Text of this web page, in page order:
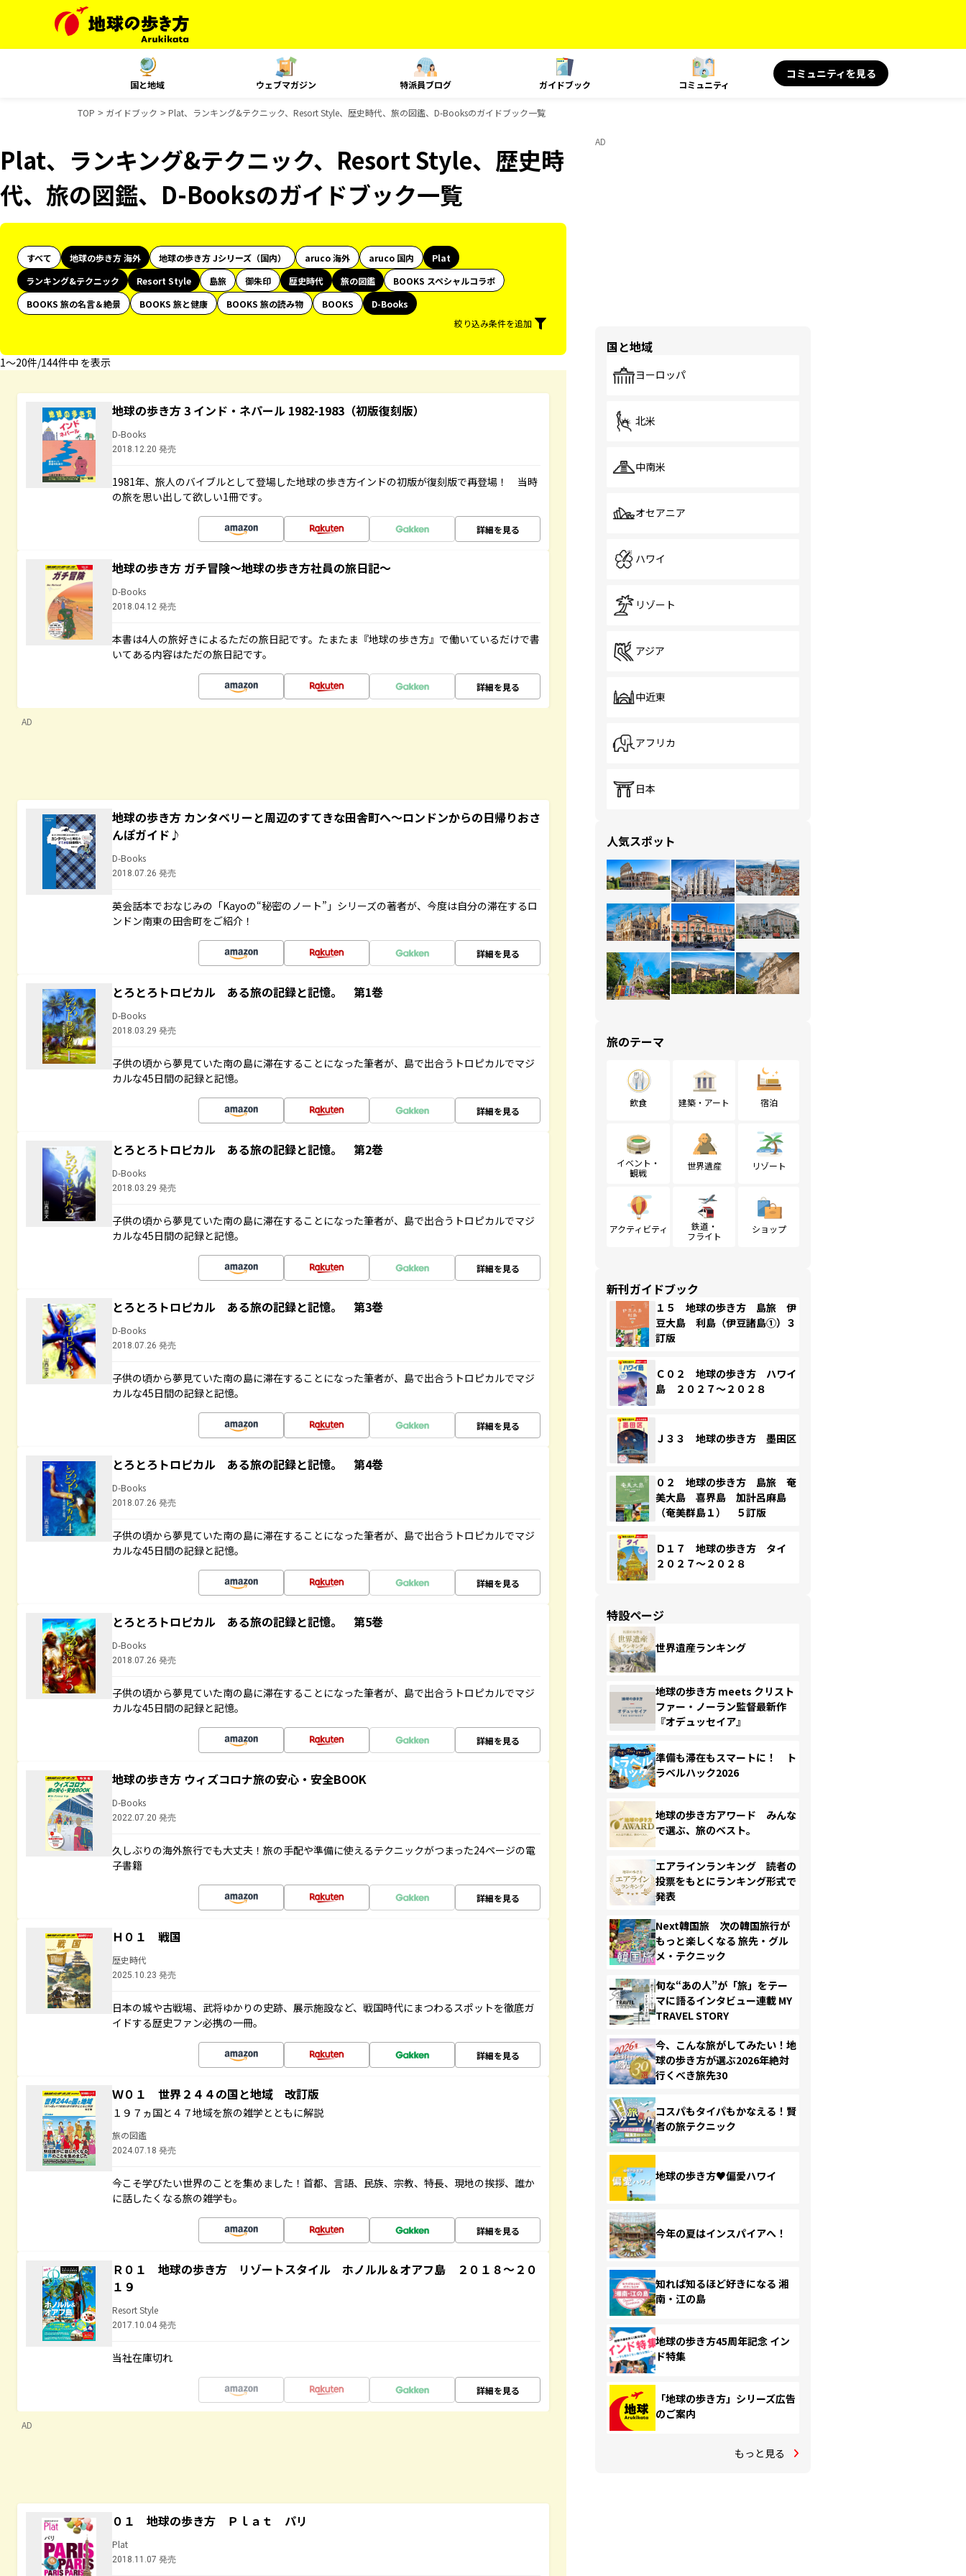
国と地域 ウェブマガジン 特派員ブログ ガイドブック コミュニティ
コミュニティを見る
TOP ガイドブック Plat、ランキング&テクニック、Resort Style、歴史時代、旅の図鑑、D-Booksのガイドブック一覧
Plat、ランキング&テクニック、Resort Style、歴史時
代、旅の図鑑、D-Booksのガイドブック一覧
すべて 地球の歩き方 海外 地球の歩き方 Jシリーズ（国内） aruco 海外 aruco 国内
Plat
ランキング&テクニック
Resort Style 島旅 御朱印 歴史時代 旅の図鑑
BOOKS スペシャルコラボ
BOOKS 旅の名言＆絶景
BOOKS 旅と健康 BOOKS 旅の読み物 BOOKS
D-Books
絞り込み条件を追加
1〜20件/144件中 を表示
地球の歩き方 3 インド・ネパール 1982-1983（初版復刻版）
D-Books
2018.12.20 発売
1981年、旅人のバイブルとして登場した地球の歩き方インドの初版が復刻版で再登場！ 当時
の旅を思い出して欲しい1冊です。
詳細を見る
地球の歩き方 ガチ冒険～地球の歩き方社員の旅日記～
D-Books
2018.04.12 発売
本書は4人の旅好きによるただの旅日記です。たまたま『地球の歩き方』で働いているだけで書
いてある内容はただの旅日記です。
詳細を見る
AD
地球の歩き方 カンタベリーと周辺のすてきな田舎町へ～ロンドンからの日帰りおさ
んぽガイド♪
D-Books
2018.07.26 発売
英会話本でおなじみの「Kayoの“秘密のノート”」シリーズの著者が、今度は自分の滞在するロ
ンドン南東の田舎町をご紹介！
詳細を見る
とろとろトロピカル ある旅の記録と記憶。 第1巻
D-Books
2018.03.29 発売
子供の頃から夢見ていた南の島に滞在することになった筆者が、島で出合うトロピカルでマジ
カルな45日間の記録と記憶。
詳細を見る
とろとろトロピカル ある旅の記録と記憶。 第2巻
D-Books
2018.03.29 発売
子供の頃から夢見ていた南の島に滞在することになった筆者が、島で出合うトロピカルでマジ
カルな45日間の記録と記憶。
詳細を見る
とろとろトロピカル ある旅の記録と記憶。 第3巻
D-Books
2018.07.26 発売
子供の頃から夢見ていた南の島に滞在することになった筆者が、島で出合うトロピカルでマジ
カルな45日間の記録と記憶。
詳細を見る
とろとろトロピカル ある旅の記録と記憶。 第4巻
D-Books
2018.07.26 発売
子供の頃から夢見ていた南の島に滞在することになった筆者が、島で出合うトロピカルでマジ
カルな45日間の記録と記憶。
詳細を見る
とろとろトロピカル ある旅の記録と記憶。 第5巻
D-Books
2018.07.26 発売
子供の頃から夢見ていた南の島に滞在することになった筆者が、島で出合うトロピカルでマジ
カルな45日間の記録と記憶。
詳細を見る
地球の歩き方 ウィズコロナ旅の安心・安全BOOK
D-Books
2022.07.20 発売
久しぶりの海外旅行でも大丈夫！旅の手配や準備に使えるテクニックがつまった24ページの電
子書籍
詳細を見る
Ｈ０１ 戦国
歴史時代
2025.10.23 発売
日本の城や古戦場、武将ゆかりの史跡、展示施設など、戦国時代にまつわるスポットを徹底ガ
イドする歴史ファン必携の一冊。
詳細を見る
Ｗ０１ 世界２４４の国と地域 改訂版
１９７ヵ国と４７地域を旅の雑学とともに解説
旅の図鑑
2024.07.18 発売
今こそ学びたい世界のことを集めました！首都、言語、民族、宗教、特長、現地の挨拶、誰か
に話したくなる旅の雑学も。
詳細を見る
Ｒ０１ 地球の歩き方 リゾートスタイル ホノルル＆オアフ島 ２０１８～２０
１９
Resort Style
2017.10.04 発売
当社在庫切れ
詳細を見る
AD
０１ 地球の歩き方 Ｐｌａｔ パリ
Plat
2018.11.07 発売
AD
国と地域
ヨーロッパ
北米
中南米
オセアニア
ハワイ
リゾート
アジア
中近東
アフリカ
日本
人気スポット
旅のテーマ
飲食 建築・アート 宿泊
イベント・
観戦
世界遺産 リゾート
アクティビティ
鉄道・
フライト
ショップ
新刊ガイドブック
１５ 地球の歩き方 島旅 伊
豆大島 利島（伊豆諸島①）３
訂版
Ｃ０２ 地球の歩き方 ハワイ
島 ２０２７～２０２８
Ｊ３３ 地球の歩き方 墨田区
０２ 地球の歩き方 島旅 奄
美大島 喜界島 加計呂麻島
（奄美群島１） ５訂版
Ｄ１７ 地球の歩き方 タイ
２０２７～２０２８
特設ページ
世界遺産ランキング
地球の歩き方 meets クリスト
ファー・ノーラン監督最新作
『オデュッセイア』
準備も滞在もスマートに！ ト
ラベルハック2026
地球の歩き方アワード みんな
で選ぶ、旅のベスト。
エアラインランキング 読者の
投票をもとにランキング形式で
発表
Next韓国旅 次の韓国旅行が
もっと楽しくなる 旅先・グル
メ・テクニック
旬な“あの人”が「旅」をテー
マに語るインタビュー連載 MY
TRAVEL STORY
今、こんな旅がしてみたい！地
球の歩き方が選ぶ2026年絶対
行くべき旅先30
コスパもタイパもかなえる！賢
者の旅テクニック
地球の歩き方♥偏愛ハワイ
今年の夏はインスパイアへ！
知れば知るほど好きになる 湘
南・江の島
地球の歩き方45周年記念 イン
ド特集
「地球の歩き方」シリーズ広告
のご案内
もっと見る